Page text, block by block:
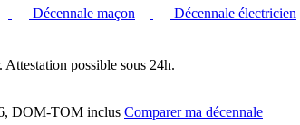
Décennale maçon Décennale électricien
possible sous 24h.
DOM-TOM inclus Comparer ma décennale